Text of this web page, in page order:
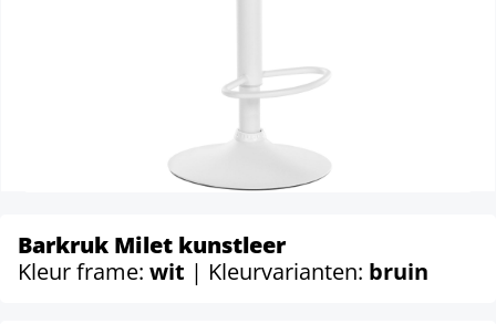
Barkruk Milet kunstleer
Kleur frame: wit | Kleurvarianten: bruin